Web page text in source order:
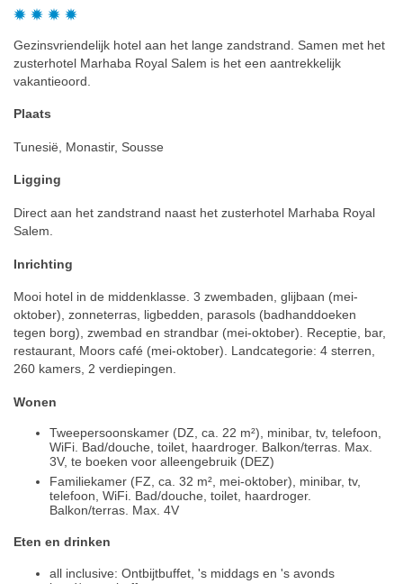
Gezinsvriendelijk hotel aan het lange zandstrand. Samen met het
zusterhotel Marhaba Royal Salem is het een aantrekkelijk
vakantieoord.
Plaats
Tunesië, Monastir, Sousse
Ligging
Direct aan het zandstrand naast het zusterhotel Marhaba Royal
Salem.
Inrichting
Mooi hotel in de middenklasse. 3 zwembaden, glijbaan (mei-
oktober), zonneterras, ligbedden, parasols (badhanddoeken
tegen borg), zwembad en strandbar (mei-oktober). Receptie, bar,
restaurant, Moors café (mei-oktober). Landcategorie: 4 sterren,
260 kamers, 2 verdiepingen.
Wonen
Tweepersoonskamer (DZ, ca. 22 m²), minibar, tv, telefoon,
WiFi. Bad/douche, toilet, haardroger. Balkon/terras. Max.
3V, te boeken voor alleengebruik (DEZ)
Familiekamer (FZ, ca. 32 m², mei-oktober), minibar, tv,
telefoon, WiFi. Bad/douche, toilet, haardroger.
Balkon/terras. Max. 4V
Eten en drinken
all inclusive: Ontbijtbuffet, 's middags en 's avonds